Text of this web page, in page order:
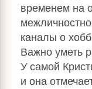
временем на
каналы о
Важно уметь
У самой
и она